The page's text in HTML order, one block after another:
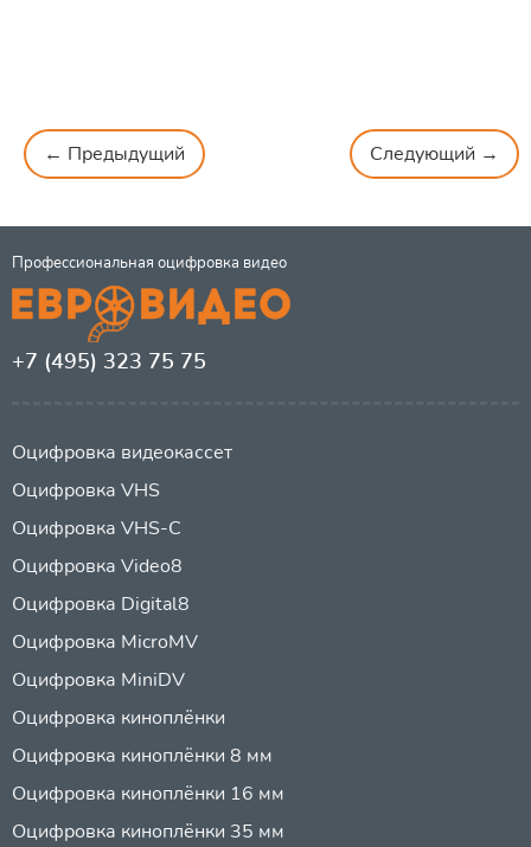
← Предыдущий Следующий →
Профессиональная оцифровка видео
+7 (495) 323 75 75
Оцифровка видеокассет
Оцифровка VHS
Оцифровка VHS-C
Оцифровка Video8
Оцифровка Digital8
Оцифровка MicroMV
Оцифровка MiniDV
Оцифровка киноплёнки
Оцифровка киноплёнки 8 мм
Оцифровка киноплёнки 16 мм
Оцифровка киноплёнки 35 мм